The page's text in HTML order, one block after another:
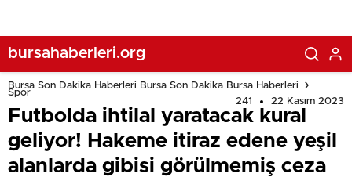
bursahaberleri.org
Bursa Son Dakika Haberleri Bursa Son Dakika Bursa Haberleri
Spor
241
22 Kasım 2023
Futbolda ihtilal yaratacak kural
geliyor! Hakeme itiraz edene yeşil
alanlarda gibisi görülmemiş ceza